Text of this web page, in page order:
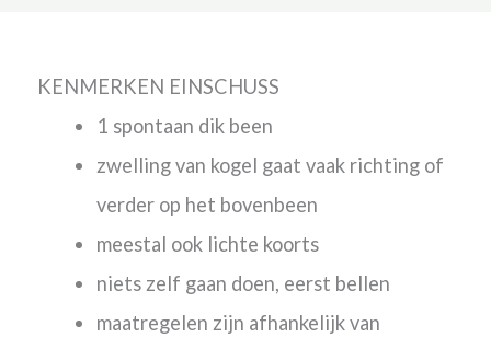
KENMERKEN EINSCHUSS
1 spontaan dik been
zwelling van kogel gaat vaak richting of
verder op het bovenbeen
meestal ook lichte koorts
niets zelf gaan doen, eerst bellen
maatregelen zijn afhankelijk van